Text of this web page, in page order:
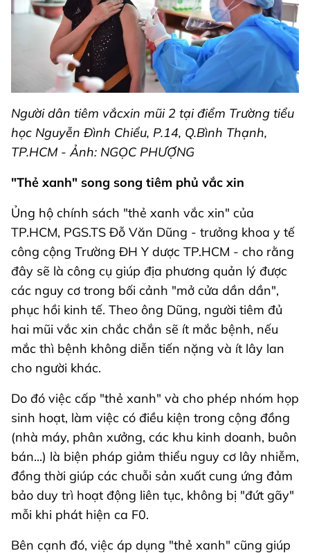
Người dân tiêm vắcxin mũi 2 tại điểm Trường tiểu
học Nguyễn Đình Chiểu, P.14, Q.Bình Thạnh,
TP.HCM - Ảnh: NGỌC PHƯỢNG
"Thẻ xanh" song song tiêm phủ vắc xin
Ủng hộ chính sách "thẻ xanh vắc xin" của
TP.HCM, PGS.TS Đỗ Văn Dũng - trưởng khoa y tế
công cộng Trường ĐH Y dược TP.HCM - cho rằng
đây sẽ là công cụ giúp địa phương quản lý được
các nguy cơ trong bối cảnh "mở cửa dần dần",
phục hồi kinh tế. Theo ông Dũng, người tiêm đủ
hai mũi vắc xin chắc chắn sẽ ít mắc bệnh, nếu
mắc thì bệnh không diễn tiến nặng và ít lây lan
cho người khác.
Do đó việc cấp "thẻ xanh" và cho phép nhóm họp
sinh hoạt, làm việc có điều kiện trong cộng đồng
(nhà máy, phân xưởng, các khu kinh doanh, buôn
bán...) là biện pháp giảm thiểu nguy cơ lây nhiễm,
đồng thời giúp các chuỗi sản xuất cung ứng đảm
bảo duy trì hoạt động liên tục, không bị "đứt gãy"
mỗi khi phát hiện ca F0.
Bên cạnh đó, việc áp dụng "thẻ xanh" cũng giúp